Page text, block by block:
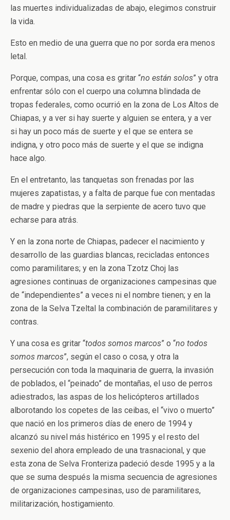
las muertes individualizadas de abajo, elegimos construir
la vida.
Esto en medio de una guerra que no por sorda era menos
letal.
Porque, compas, una cosa es gritar “no están solos” y otra
enfrentar sólo con el cuerpo una columna blindada de
tropas federales, como ocurrió en la zona de Los Altos de
Chiapas, y a ver si hay suerte y alguien se entera, y a ver
si hay un poco más de suerte y el que se entera se
indigna, y otro poco más de suerte y el que se indigna
hace algo.
En el entretanto, las tanquetas son frenadas por las
mujeres zapatistas, y a falta de parque fue con mentadas
de madre y piedras que la serpiente de acero tuvo que
echarse para atrás.
Y en la zona norte de Chiapas, padecer el nacimiento y
desarrollo de las guardias blancas, recicladas entonces
como paramilitares; y en la zona Tzotz Choj las
agresiones continuas de organizaciones campesinas que
de “independientes” a veces ni el nombre tienen; y en la
zona de la Selva Tzeltal la combinación de paramilitares y
contras.
Y una cosa es gritar “todos somos marcos” o “no todos
somos marcos”, según el caso o cosa, y otra la
persecución con toda la maquinaria de guerra, la invasión
de poblados, el “peinado” de montañas, el uso de perros
adiestrados, las aspas de los helicópteros artillados
alborotando los copetes de las ceibas, el “vivo o muerto”
que nació en los primeros días de enero de 1994 y
alcanzó su nivel más histérico en 1995 y el resto del
sexenio del ahora empleado de una trasnacional, y que
esta zona de Selva Fronteriza padeció desde 1995 y a la
que se suma después la misma secuencia de agresiones
de organizaciones campesinas, uso de paramilitares,
militarización, hostigamiento.